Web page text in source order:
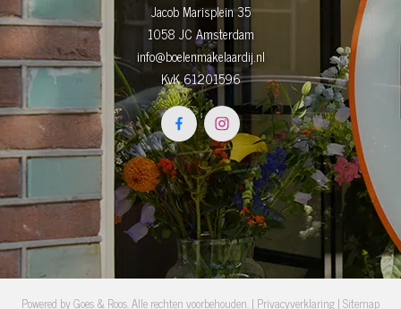
Jacob Marisplein 35
1058 JC Amsterdam
info@boelenmakelaardij.nl
KvK 61201596
Powered byGoes & Roos.Alle rechten voorbehouden. | Privacyverklaring|Sitemap